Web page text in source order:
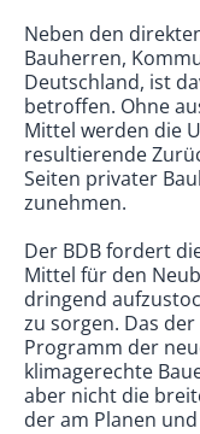
Neben den
Bauherren,
Deutschland, ist
betroffen. Ohne
Mittel werden die
resultierende
Seiten privater
zunehmen.
Der BDB fordert
Mittel für den
dringend
zu sorgen. Das
Programm der
klimagerechte
aber nicht die
der am Planen